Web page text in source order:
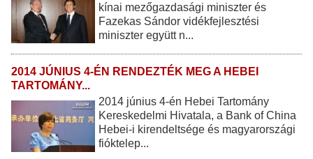
kínai mezőgazdasági miniszter és
Fazekas Sándor vidékfejlesztési
miniszter együtt n...
2014 JÚNIUS 4-ÉN RENDEZTÉK MEG A HEBEI
TARTOMÁNY...
2014 június 4-én Hebei Tartomány
Kereskedelmi Hivatala, a Bank of China
Hebei-i kirendeltsége és magyarországi
fióktelep...